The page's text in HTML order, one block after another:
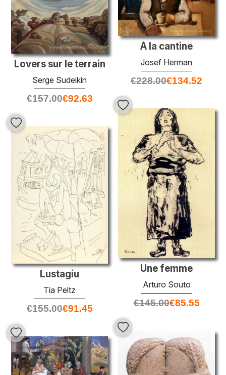
À la cantine
Josef Herman
€228.00€134.52
Lovers sur le terrain
Serge Sudeikin
€157.00€92.63
Une femme
Arturo Souto
€145.00€85.55
Lustagiu
Tia Peltz
€155.00€91.45